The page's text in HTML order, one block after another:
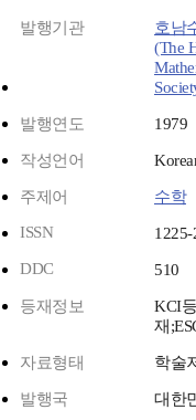
발행기관
호남
(The
발행연도 1979
작성언어
주제어
수학
ISSN
DDC
510
등재정보
KCI등
재
자료형태 학술
발행국 대한